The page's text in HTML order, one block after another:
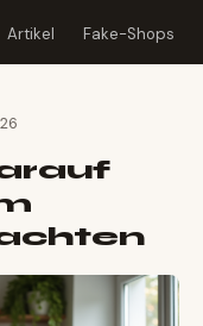
Artikel Fake-Shops